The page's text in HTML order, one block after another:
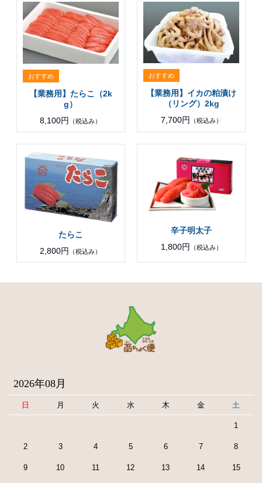
【業務用】たらこ（2k
g）
8,100円
（税込み）
【業務用】イカの粕漬け
（リング）2kg
7,700円
（税込み）
たらこ
2,800円
（税込み）
辛子明太子
1,800円
（税込み）
2026年08月
日 月 火 水 木 金 土
1
2 3 4 5 6 7 8
9 10 11 12 13 14 15